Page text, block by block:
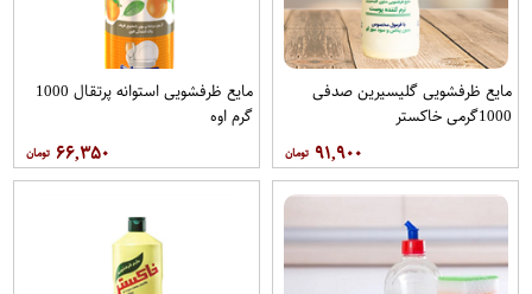
مایع ظرفشویی گلیسیرین صدفی
1000گرمی خاکستر
۹۱,۹۰۰
مایع ظرفشویی استوانه پرتقال 1000
گرم اوه
۶۶,۳۵۰